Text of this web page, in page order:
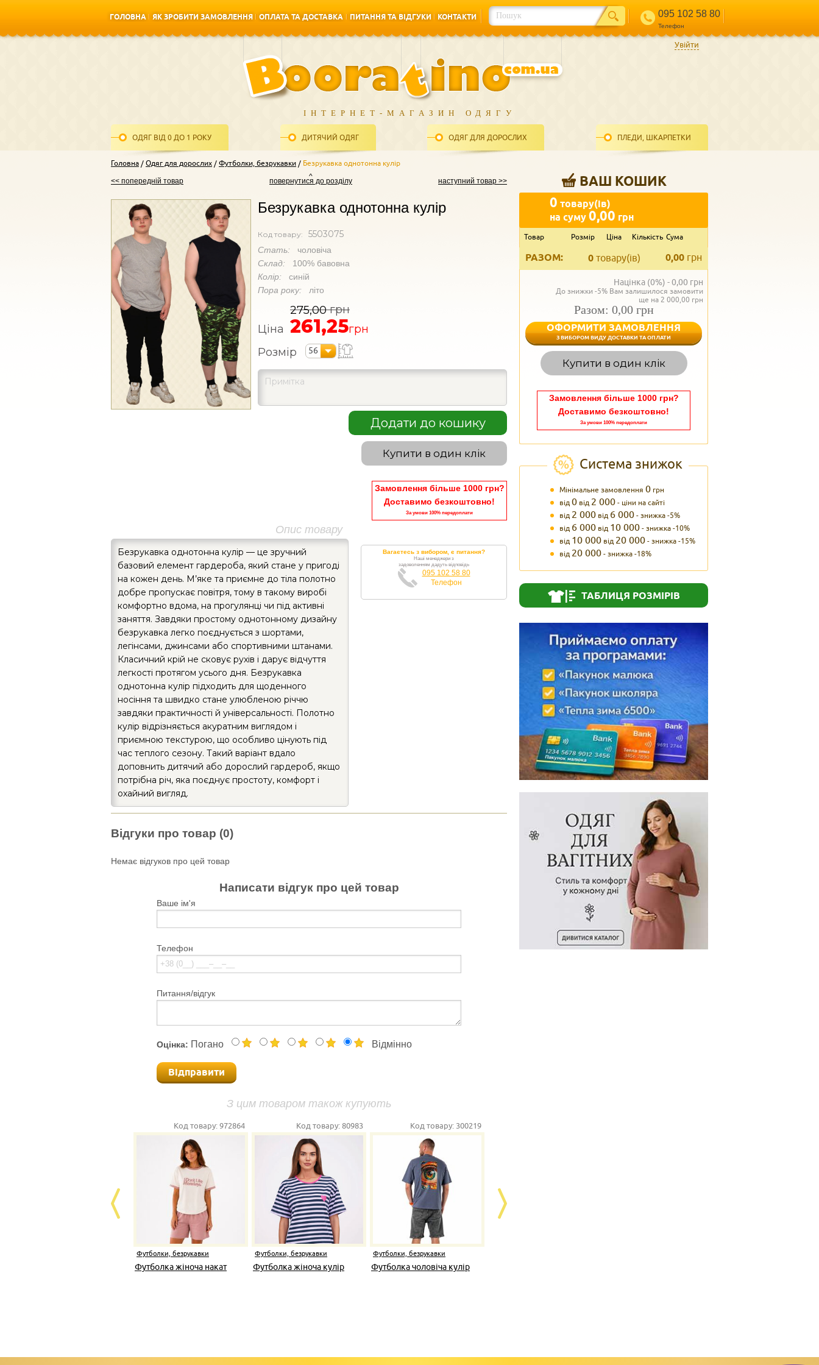
ГОЛОВНА
ЯК ЗРОБИТИ ЗАМОВЛЕННЯ
ОПЛАТА ТА ДОСТАВКА
ПИТАННЯ ТА ВІДГУКИ
КОНТАКТИ
095 102 58 80
Телефон
ІНТЕРНЕТ-МАГАЗИН ОДЯГУ
ОДЯГ ВІД 0 ДО 1 РОКУ ДИТЯЧИЙ ОДЯГ ОДЯГ ДЛЯ ДОРОСЛИХ ПЛЕДИ, ШКАРПЕТКИ
Увійти
Головна Одяг для дорослих Футболки, безрукавки Безрукавка однотонна кулір
ВАШ КОШИК
0 товару(ів)
на суму0,00 грн
Товар Розмір Ціна Кількість Сума
РАЗОМ: 0,00 грн
0 товару(ів)
Націнка (0%) -0,00 грн
До знижки -5% Вам залишилося замовити
ще на 2 000,00 грн
Разом: 0,00 грн
ОФОРМИТИ ЗАМОВЛЕННЯ
З ВИБОРОМ ВИДУ ДОСТАВКИ ТА ОПЛАТИ
Купити в один клік
Замовлення більше 1000 грн?
Доставимо безкоштовно!
За умови 100% передоплати
Система знижок
Мінімальне замовлення 0 грн
від0 від 2 000- ціни на сайті
від 2 000 від 6 000- знижка -5%
від 6 000 від 10 000- знижка -10%
від 10 000 від 20 000- знижка -15%
від 20 000- знижка -18%
ТАБЛИЦЯ РОЗМІРІВ
<< попередній товар наступний товар >>
повернутися до розділу
Безрукавка однотонна кулір
Код товару: 5503075
Стать: чоловіча
Склад: 100% бавовна
Колір: синій
Пора року: літо
Ціна
275,00грн
261,25грн
Розмір
56
Додати до кошику
Купити в один клік
Замовлення більше 1000 грн?
Доставимо безкоштовно!
За умови 100% передоплати
Опис товару
Безрукавка однотонна кулір — це зручний
базовий елемент гардероба, який стане у пригоді
на кожен день. М’яке та приємне до тіла полотно
добре пропускає повітря, тому в такому виробі
комфортно вдома, на прогулянці чи під активні
заняття. Завдяки простому однотонному дизайну
безрукавка легко поєднується з шортами,
легінсами, джинсами або спортивними штанами.
Класичний крій не сковує рухів і дарує відчуття
легкості протягом усього дня. Безрукавка
однотонна кулір підходить для щоденного
носіння та швидко стане улюбленою річчю
завдяки практичності й універсальності. Полотно
кулір відрізняється акуратним виглядом і
приємною текстурою, що особливо цінують під
час теплого сезону. Такий варіант вдало
доповнить дитячий або дорослий гардероб, якщо
потрібна річ, яка поєднує простоту, комфорт і
охайний вигляд.
Вагаєтесь з вибором, є питання?
Наші менеджери з
задоволенням дадуть відповідь
095 102 58 80
Телефон
Відгуки про товар (0)
Немає відгуков про цей товар
Написати відгук про цей товар
Ваше ім'я
Телефон
Питання/відгук
Оцінка: Погано Відмінно
Відправити
З цим товаром також купують
Код товару:972864
Футболки, безрукавки
Футболка жіноча накат
Код товару:80983
Футболки, безрукавки
Футболка жіноча кулір
Код товару: 300219
Футболки, безрукавки
Футболка чоловіча кулір